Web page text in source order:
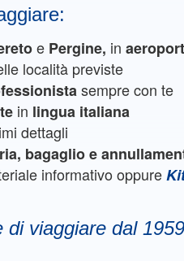
e Pergine, in
località previste
sempre con te
in lingua italiana
dettagli
bagaglio e
informativo oppure
di viaggiare dal